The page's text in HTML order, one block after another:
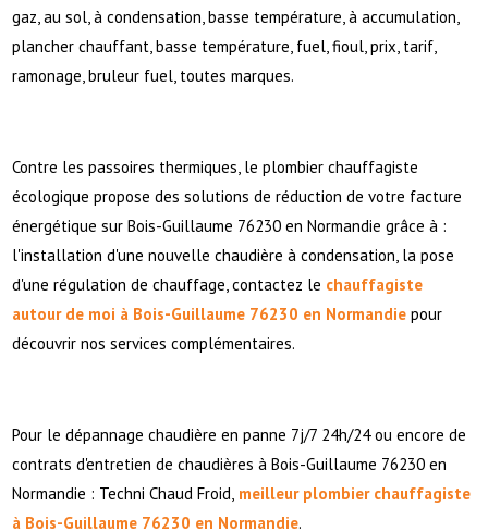
gaz, au sol, à condensation, basse température, à accumulation,
plancher chauffant, basse température, fuel, fioul, prix, tarif,
ramonage, bruleur fuel, toutes marques.
Contre les passoires thermiques, le plombier chauffagiste
écologique propose des solutions de réduction de votre facture
énergétique sur Bois-Guillaume 76230 en Normandie grâce à :
l'installation d'une nouvelle chaudière à condensation, la pose
d'une régulation de chauffage, contactez le chauffagiste
autour de moi à Bois-Guillaume 76230 en Normandie pour
découvrir nos services complémentaires.
Pour le dépannage chaudière en panne 7j/7 24h/24 ou encore de
contrats d'entretien de chaudières à Bois-Guillaume 76230 en
Normandie : Techni Chaud Froid, meilleur plombier chauffagiste
à Bois-Guillaume 76230 en Normandie.